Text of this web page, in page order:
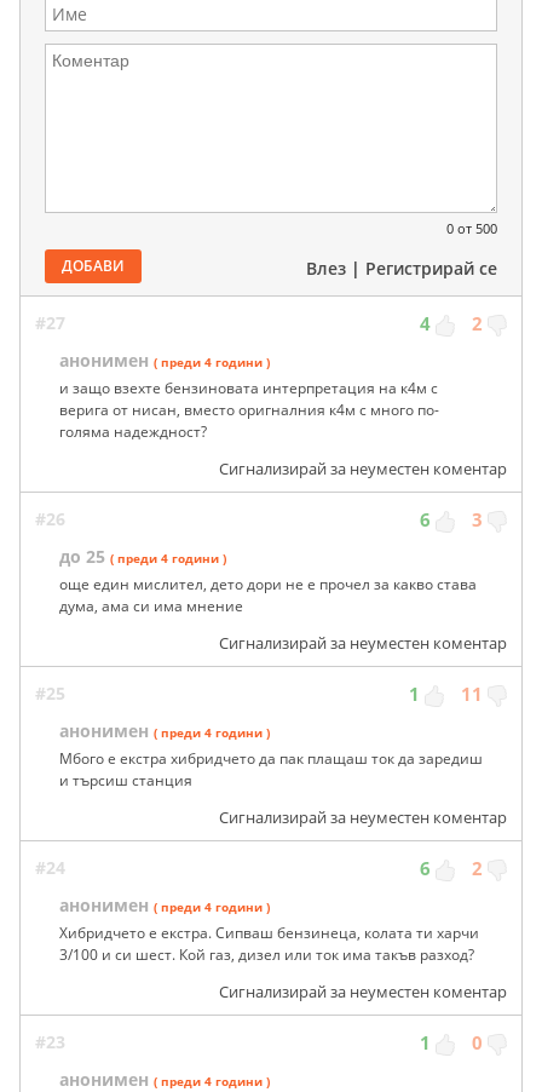
0 от 500
ДОБАВИ Влез | Регистрирай се
#27 4 2
анонимен ( преди 4 години )
и защо взехте бензиновата интерпретация на к4м с
верига от нисан, вместо оригналния к4м с много по-
голяма надеждност?
Сигнализирай за неуместен коментар
#26 6 3
до 25 ( преди 4 години )
още един мислител, дето дори не е прочел за какво става
дума, ама си има мнение
Сигнализирай за неуместен коментар
#25 1 11
анонимен ( преди 4 години )
Мбого е екстра хибридчето да пак плащаш ток да заредиш
и търсиш станция
Сигнализирай за неуместен коментар
#24 6 2
анонимен ( преди 4 години )
Хибридчето е екстра. Сипваш бензинеца, колата ти харчи
3/100 и си шест. Кой газ, дизел или ток има такъв разход?
Сигнализирай за неуместен коментар
#23 1 0
анонимен ( преди 4 години )